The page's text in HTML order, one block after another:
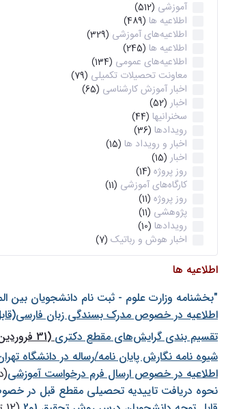
آموزشی (512)
اطلاعیه ها (489)
اطلاعیه‌های‌ آموزشی (329)
اطلاعیه ها (245)
اطلاعیه‌های عمومی (134)
معاونت تحصیلات تکمیلی (79)
اخبار آموزش کارشناسی (65)
اخبار (52)
سخنرانیها (44)
رویدادها (36)
اخبار و رویداد ها (15)
اخبار (15)
روز پروژه (14)
کارگاه‌های آموزشی (11)
روز پروژه (11)
پژوهشی (11)
رویدادها (10)
اخبار هوش و رباتیک (7)
اطلاعیه ها
"بخشنامه وزارت علوم - ثبت نام دانشجويان بين
اطلاعیه در خصوص مدرک بسندگی زبان
تقسیم بندی گرایش‌های مقطع دکتری(31 فروردین 1404)
شيوه نامه نگارش پايان نامه/رساله در دانشگاه
اطلاعیه در خصوص ارسال فرم درخواست آموزشی
نحوه دریافت تاییدیه تحصیلی مقطع قبل در